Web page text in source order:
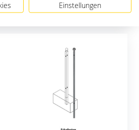
Einstellungen